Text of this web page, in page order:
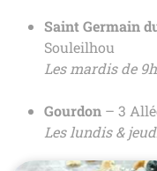
Saint Germain
Souleilhou
Les mardis de
Gourdon – 3
Les lundis &